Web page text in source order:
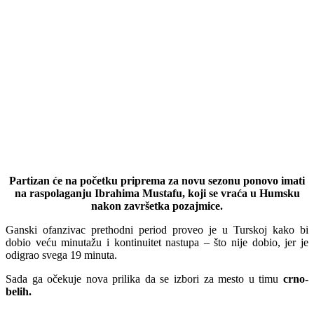
Partizan će na početku priprema za novu sezonu ponovo imati
na raspolaganju Ibrahima Mustafu, koji se vraća u Humsku
nakon završetka pozajmice.
Ganski ofanzivac prethodni period proveo je u Turskoj kako bi
dobio veću minutažu i kontinuitet nastupa – što nije dobio, jer je
odigrao svega 19 minuta.
Sada ga očekuje nova prilika da se izbori za mesto u timu crno-
belih.